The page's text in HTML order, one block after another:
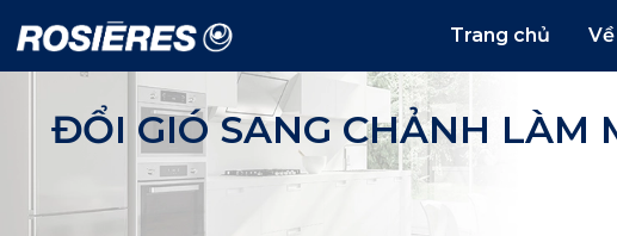
Trang chủ
ĐỔI GIÓ SANG CHẢNH LÀM